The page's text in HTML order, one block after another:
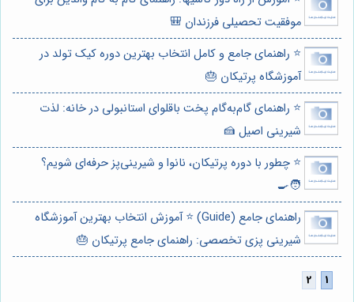
موفقیت تحصیلی فرزندان 🎒
⭐️ راهنمای جامع و کامل انتخاب بهترین دوره کیک تولد در
آموزشگاه پرتیکان 🎂
⭐️ راهنمای گام‌به‌گام پخت باقلوای استانبولی در خانه: لذت
شیرینی اصیل 🍰
⭐️ چطور با دوره پرتیکان، نانوا و شیرینی‌پز حرفه‌ای شویم؟
🧑‍🍳
راهنمای جامع (Guide) ⭐️ آموزش انتخاب بهترین آموزشگاه
شیرینی پزی تخصصی: راهنمای جامع پرتیکان 🎂